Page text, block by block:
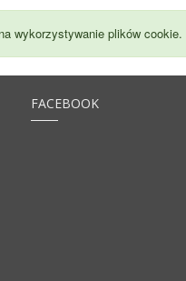
wykorzystywanie plików cookie.
FACEBOOK